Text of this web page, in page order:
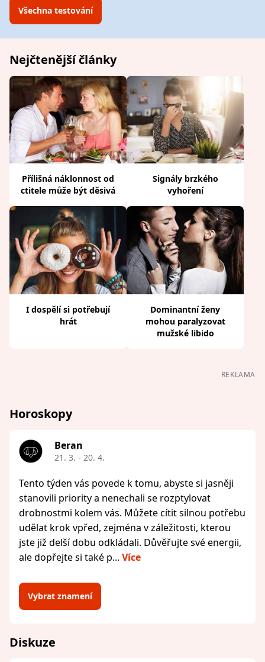
Všechna testování
Nejčtenější články
Přílišná náklonnost od
ctitele může být děsivá
Signály brzkého
vyhoření
I dospělí si potřebují
hrát
Dominantní ženy
mohou paralyzovat
mužské libido
REKLAMA
Horoskopy
Beran
21. 3. - 20. 4.
Tento týden vás povede k tomu, abyste si jasněji
stanovili priority a nenechali se rozptylovat
drobnostmi kolem vás. Můžete cítit silnou potřebu
udělat krok vpřed, zejména v záležitosti, kterou
jste již delší dobu odkládali. Důvěřujte své energii,
ale dopřejte si také p... Více
Vybrat znamení
Diskuze